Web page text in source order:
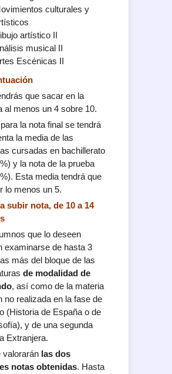
culturales y
artístico II
musical II
Escénicas II
que sacar en la
al menos un 4 sobre 10.
la nota final se tendrá
la media de las
cursadas en bachillerato
y la nota de la prueba
Esta media tendrá que
lo menos un 5.
subir nota, de 10 a 14
que lo deseen
examinarse de hasta 3
más del bloque de las
de modalidad de
, así como de la materia
no realizada en la fase de
(Historia de España o de
y de una segunda
Extranjera.
valorarán las dos
notas obtenidas. Hasta